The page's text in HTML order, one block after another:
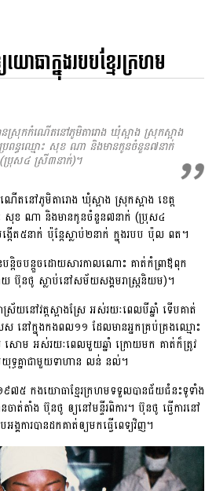
ធាក្នុងរបបខ្មែរក្រហម
ស្រុកកំណើតនៅភូមិតារោង ឃុំស្អាង ស្រុកស្អាង​
រពន្ធឈ្មោះ សុខ ណា និងមានកូនចំនួន៧នាក់
(ប្រុស៤ ស្រី៣នាក់)។
តនៅភូមិតារោង ឃុំស្អាង ស្រុកស្អាង​ ខេត្ត
សុខ ណា និងមានកូនចំនួន៧នាក់ (ប្រុស៤
ើត៥នាក់ ប៉ុន្តែស្លាប់២នាក់ ក្នុងរបប ប៉ុល ពត។
ន្តិចបន្តួចដោយសារកាលណោះ គាត់កំព្រាឪពុក​
ាយ ប៊ុនថូ ស្លាប់នៅសម័យសង្គមរាស្ត្រនិយម)។
រ័យនៅវត្តស្អាងស្រែ អស់រយៈពេលបីឆ្នាំ ទើបគាត់
ស នៅក្នុងកងពល១១ ដែលមានអ្នកគ្រប់គ្រងឈ្មោះ
សោម​ អស់រយៈពេលមួយឆ្នាំ ក្រោយមក គាត់ក៏ត្រូវ
ទ្ធគ្នាជាមួយទាហាន លន់ នល់។
៩៧៥ កងយោធាខ្មែរក្រហមទទួលបានជ័យជំនះទូទាំង
ាត់តាំង​ ប៊ុនថូ ឲ្យនៅមន្ទីរពិការ។ ប៊ុនថូ ធ្វើការនៅ
ង្គការបានដកគាត់ឲ្យមកធ្វើពេទ្យវិញ។